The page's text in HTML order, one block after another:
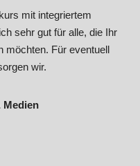
mit integriertem
sehr gut für alle, die Ihr
möchten. Für eventuell
wir.
Medien